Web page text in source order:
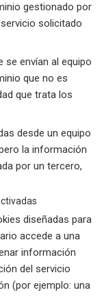
gestionado por
solicitado
se envían al equipo
que no es
que trata los
desde un equipo
la información
por un tercero,
diseñadas para
accede a una
información
del servicio
(por ejemplo: una